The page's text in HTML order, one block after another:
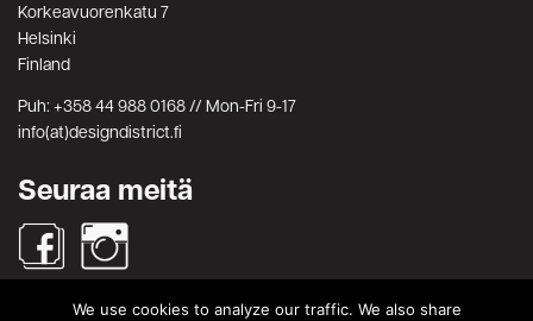
Korkeavuorenkatu 7
Helsinki
Finland
Puh: +358 44 988 0168 // Mon-Fri 9-17
info(at)designdistrict.fi
Seuraa meitä
We use cookies to analyze our traffic. We also share